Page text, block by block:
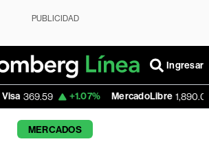
PUBLICIDAD
Ingresar
+1.07% MercadoLibre 1,890.05 -0.55%
MERCADOS